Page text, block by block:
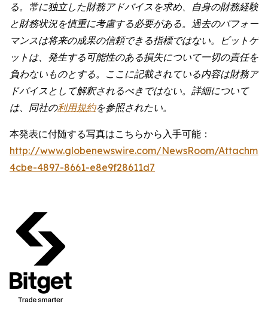
る。常に独立した財務アドバイスを求め、自身の財務経験
と財務状況を慎重に考慮する必要がある。過去のパフォー
マンスは将来の成果の信頼できる指標ではない。ビットゲ
ットは、発生する可能性のある損失について一切の責任を
負わないものとする。ここに記載されている内容は財務ア
ドバイスとして解釈されるべきではない。詳細について
は、同社の利用規約を参照されたい。
本発表に付随する写真はこちらから入手可能：
http://www.globenewswire.com/NewsRoom/
4cbe-4897-8661-e8e9f28611d7